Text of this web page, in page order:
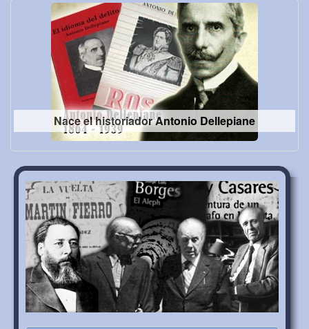
Nace el historiador Antonio Dellepiane